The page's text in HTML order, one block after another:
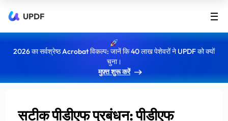
UPDF
2026 का सर्वश्रेष्ठ Acrobat विकल्प: जानें कि 40 लाख पेशेवरों ने UPDF को क्यों
चुना।
मुफ़्त शुरू करें
सटीक पीडीएफ प्रबंधन: पीडीएफ